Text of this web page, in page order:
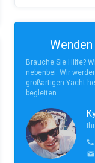
Brauche Sie Hilfe?
nebenbei. Wir
großartigen Yacht
begleiten.